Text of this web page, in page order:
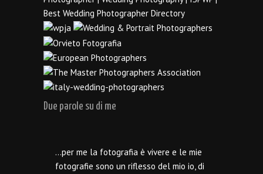
Due parole su di me
…per me la fotografia è vivere e le mie
fotografie sono un riflesso del mio io, di